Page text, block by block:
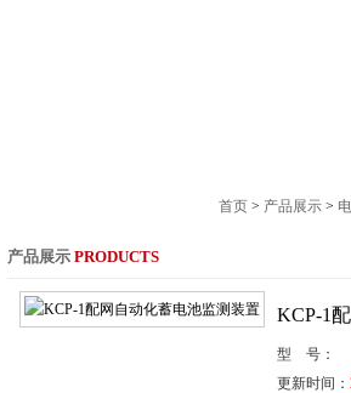
首页 > 产品展示 >
产品展示 PRODUCTS
KCP-1
型 号：
更新时间：